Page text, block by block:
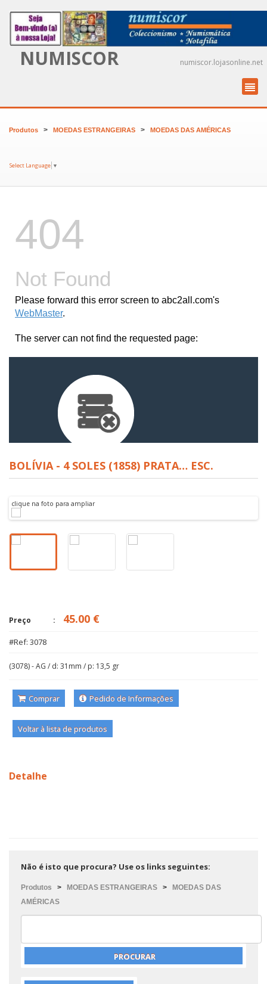
NUMISCOR numiscor.lojasonline.net
Produtos > MOEDAS ESTRANGEIRAS > MOEDAS DAS AMÉRICAS
Select Language ▼
BOLÍVIA - 4 SOLES (1858) PRATA… ESC.
clique na foto para ampliar
Preço 45.00 €
#Ref: 3078
(3078) - AG / d: 31mm / p: 13,5 gr
Comprar Pedido de Informações
Voltar à lista de produtos
Detalhe
Não é isto que procura? Use os links seguintes:
Produtos > MOEDAS ESTRANGEIRAS >
MOEDAS DAS
AMÉRICAS